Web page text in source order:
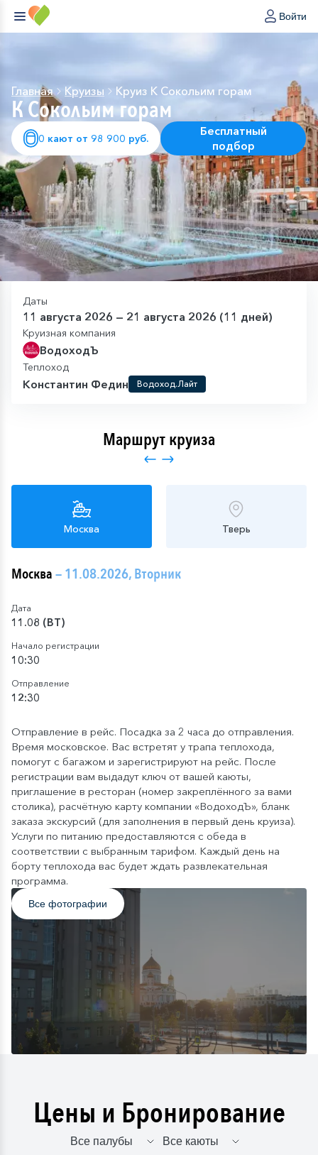
Войти
Главная Круизы Круиз К Сокольим горам
К Сокольим горам
0 кают от 98 900 руб.
Бесплатный
подбор
Даты
11 августа 2026 — 21 августа 2026 (11 дней)
Круизная компания
ВодоходЪ
Теплоход
Константин Федин Водоход.Лайт
Маршрут круиза
Москва Тверь
Москва— 11.08.2026, Вторник
Дата
11.08 (ВТ)
Начало регистрации
10:30
Отправление
12:30
Отправление в рейс. Посадка за 2 часа до отправления.
Время московское. Вас встретят у трапа теплохода,
помогут с багажом и зарегистрируют на рейс. После
регистрации вам выдадут ключ от вашей каюты,
приглашение в ресторан (номер закреплённого за вами
столика), расчётную карту компании «ВодоходЪ», бланк
заказа экскурсий (для заполнения в первый день круиза).
Услуги по питанию предоставляются с обеда в
соответствии с выбранным тарифом. Каждый день на
борту теплохода вас будет ждать развлекательная
программа.
Все фотографии
Цены и Бронирование